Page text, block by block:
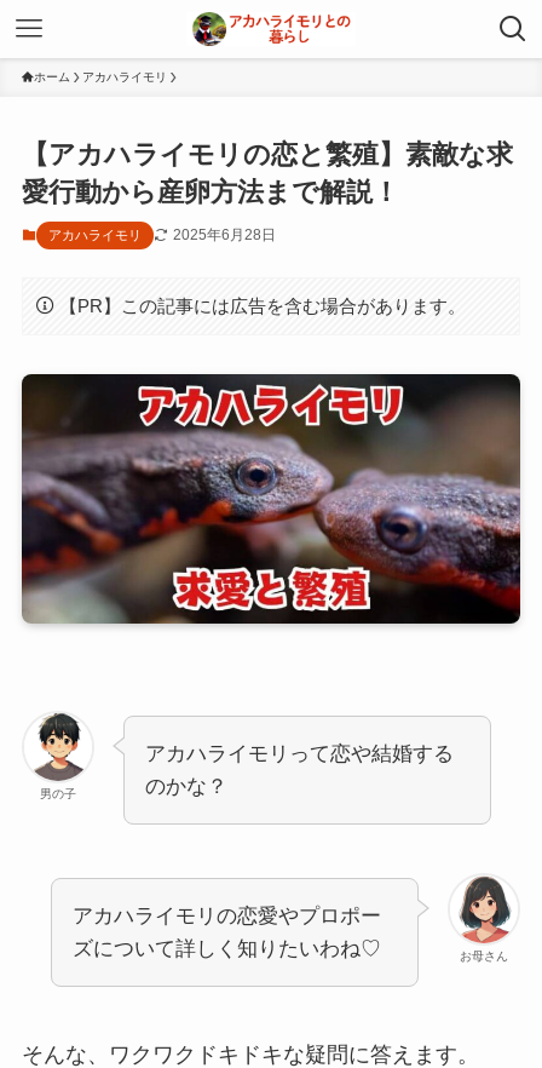
ホーム アカハライモリ
【アカハライモリの恋と繁殖】素敵な求
愛行動から産卵方法まで解説！
アカハライモリ 2025年6月28日
【PR】この記事には広告を含む場合があります。
男の子
アカハライモリって恋や結婚する
のかな？
お母さん
アカハライモリの恋愛やプロポー
ズについて詳しく知りたいわね♡
そんな、ワクワクドキドキな疑問に答えます。